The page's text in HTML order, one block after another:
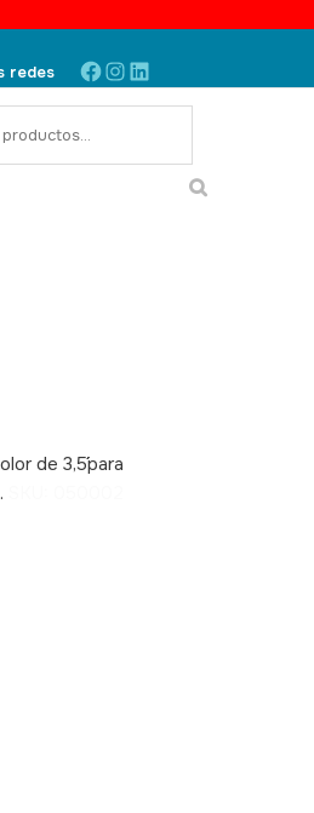
redes Facebook
Instagram
LinkedIn
de 3,5´´para